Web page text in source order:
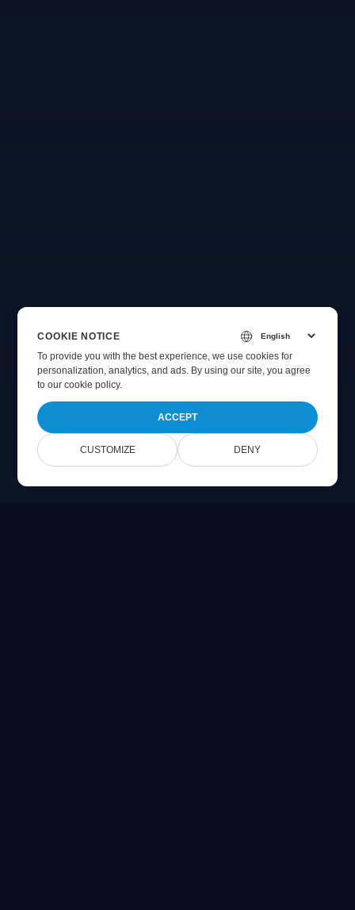
COOKIE NOTICE
To provide you with the best experience, we use cookies for
personalization, analytics, and ads. By using our site, you agree
toour cookie policy.
ACCEPT
CUSTOMIZE DENY